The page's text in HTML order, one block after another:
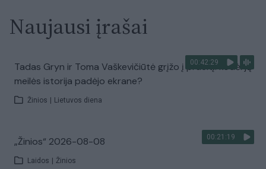
Naujausi įrašai
00:42:29
Tadas Gryn ir Toma Vaškevičiūtė grįžo į praeitį: kodėl jų
meilės istorija padėjo ekrane?
Žinios Lietuvos diena
00:21:19
„Žinios“ 2026-08-08
Laidos Žinios